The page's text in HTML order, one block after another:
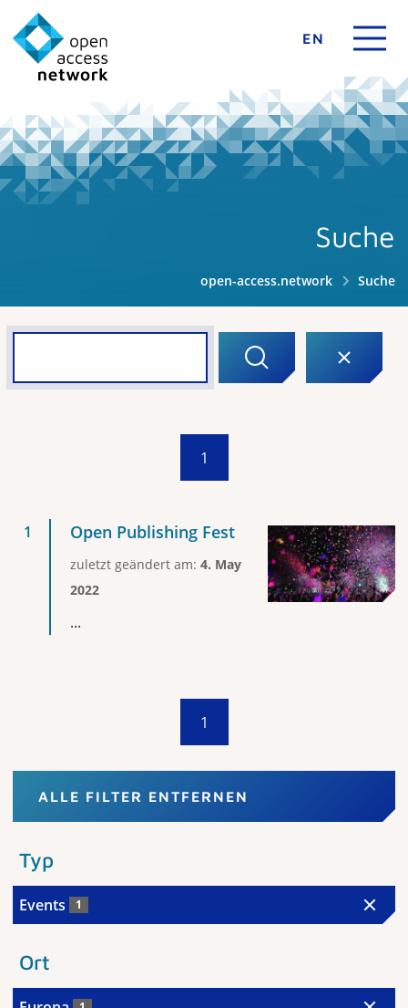
EN
Suche
open-access.network Suche
1
Open Publishing Fest
zuletzt geändert am: 4. May
2022
...
1
ALLE FILTER ENTFERNEN
Typ
Events 1
Ort